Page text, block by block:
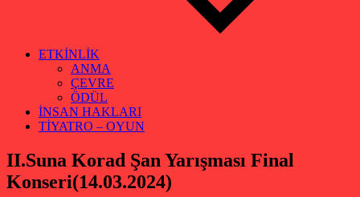
ETKİNLİK
ANMA
ÇEVRE
ÖDÜL
İNSAN HAKLARI
TİYATRO – OYUN
II.Suna Korad Şan Yarışması Final
Konseri(14.03.2024)